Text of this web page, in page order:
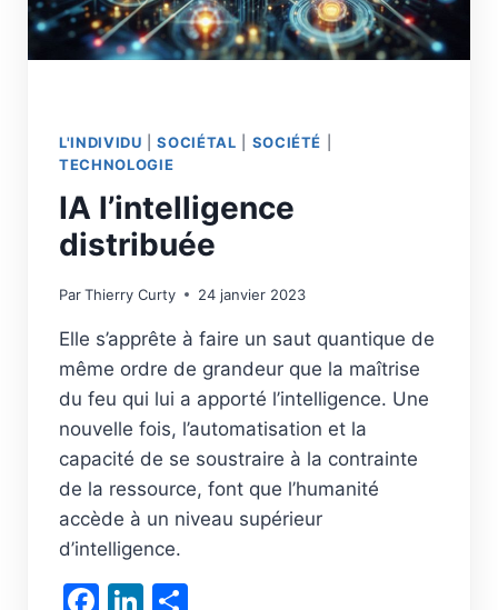
L'INDIVIDU |SOCIÉTAL SOCIÉTÉ
TECHNOLOGIE
IA l’intelligence
distribuée
ParThierry Curty 24 janvier 2023
Elle s’apprête à faire un saut quantique de
même ordre de grandeur que la maîtrise
du feu qui lui a apporté l’intelligence. Une
nouvelle fois, l’automatisation et la
capacité de se soustraire à la contrainte
de la ressource, font que l’humanité
accède à un niveau supérieur
d’intelligence.
Facebook
LinkedIn